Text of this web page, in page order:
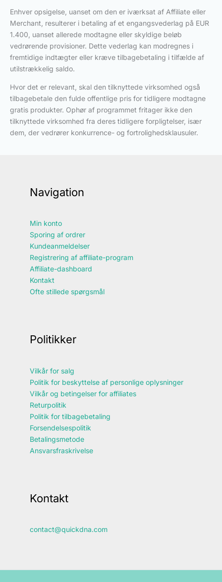
Enhver opsigelse, uanset om den er iværksat af Affiliate eller
Merchant, resulterer i betaling af et engangsvederlag på EUR
1.400, uanset allerede modtagne eller skyldige beløb
vedrørende provisioner. Dette vederlag kan modregnes i
fremtidige indtægter eller kræve tilbagebetaling i tilfælde af
utilstrækkelig saldo.
Hvor det er relevant, skal den tilknyttede virksomhed også
tilbagebetale den fulde offentlige pris for tidligere modtagne
gratis produkter. Ophør af programmet fritager ikke den
tilknyttede virksomhed fra deres tidligere forpligtelser, især
dem, der vedrører konkurrence- og fortrolighedsklausuler.
Navigation
Min konto
Sporing af ordrer
Kundeanmeldelser
Registrering af affiliate-program
Affiliate-dashboard
Kontakt
Ofte stillede spørgsmål
Politikker
Vilkår for salg
Politik for beskyttelse af personlige oplysninger
Vilkår og betingelser for affiliates
Returpolitik
Politik for tilbagebetaling
Forsendelsespolitik
Betalingsmetode
Ansvarsfraskrivelse
Kontakt
contact@quickdna.com